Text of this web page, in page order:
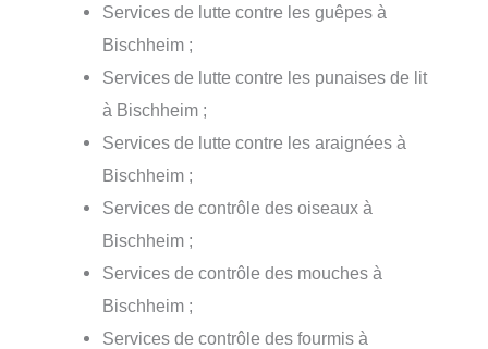
Services de lutte contre les guêpes à
Bischheim ;
Services de lutte contre les punaises de lit
à Bischheim ;
Services de lutte contre les araignées à
Bischheim ;
Services de contrôle des oiseaux à
Bischheim ;
Services de contrôle des mouches à
Bischheim ;
Services de contrôle des fourmis à